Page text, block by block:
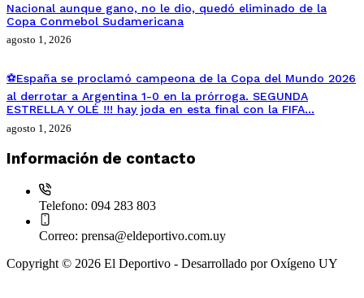
Nacional aunque gano, no le dio, quedó eliminado de la
Copa Conmebol Sudamericana
agosto 1, 2026
⚽España se proclamó campeona de la Copa del Mundo 2026
al derrotar a Argentina 1-0 en la prórroga. SEGUNDA
ESTRELLA Y OLÉ !!! hay joda en esta final con la FIFA…
agosto 1, 2026
Información de contacto
Telefono: 094 283 803
Correo: prensa@eldeportivo.com.uy
Copyright © 2026 El Deportivo - Desarrollado por Oxígeno UY